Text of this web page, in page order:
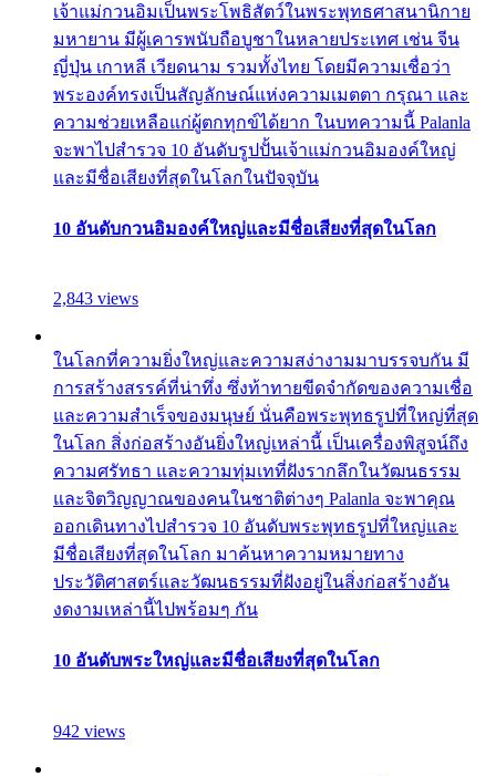
เจ้าแม่กวนอิมเป็นพระโพธิสัตว์ในพระพุทธศาสนานิกาย
มหายาน มีผู้เคารพนับถือบูชาในหลายประเทศ เช่น จีน
ญี่ปุ่น เกาหลี เวียดนาม รวมทั้งไทย โดยมีความเชื่อว่า
พระองค์ทรงเป็นสัญลักษณ์แห่งความเมตตา กรุณา และ
ความช่วยเหลือแก่ผู้ตกทุกข์ได้ยาก ในบทความนี้ Palanla
จะพาไปสำรวจ 10 อันดับรูปปั้นเจ้าแม่กวนอิมองค์ใหญ่
และมีชื่อเสียงที่สุดในโลกในปัจจุบัน
10 อันดับกวนอิมองค์ใหญ่และมีชื่อเสียงที่สุดในโลก
2,843 views
ในโลกที่ความยิ่งใหญ่และความสง่างามมาบรรจบกัน มี
การสร้างสรรค์ที่น่าทึ่ง ซึ่งท้าทายขีดจำกัดของความเชื่อ
และความสำเร็จของมนุษย์ นั่นคือพระพุทธรูปที่ใหญ่ที่สุด
ในโลก สิ่งก่อสร้างอันยิ่งใหญ่เหล่านี้ เป็นเครื่องพิสูจน์ถึง
ความศรัทธา และความทุ่มเทที่ฝังรากลึกในวัฒนธรรม
และจิตวิญญาณของคนในชาติต่างๆ Palanla จะพาคุณ
ออกเดินทางไปสำรวจ 10 อันดับพระพุทธรูปที่ใหญ่และ
มีชื่อเสียงที่สุดในโลก มาค้นหาความหมายทาง
ประวัติศาสตร์และวัฒนธรรมที่ฝังอยู่ในสิ่งก่อสร้างอัน
งดงามเหล่านี้ไปพร้อมๆ กัน
10 อันดับพระใหญ่และมีชื่อเสียงที่สุดในโลก
942 views